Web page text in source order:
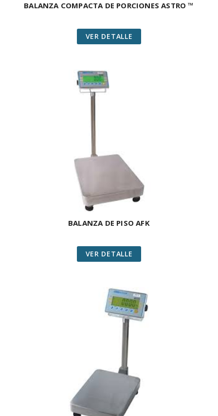
BALANZA COMPACTA DE PORCIONES ASTRO ™
VER DETALLE
BALANZA DE PISO AFK
VER DETALLE